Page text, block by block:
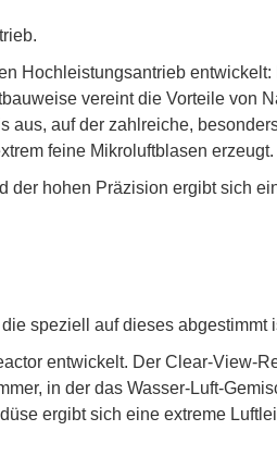
Hochleistungsantrieb
vereint die Vorteile von
aus, auf der zahlreiche,
feine Mikroluftblasen erzeugt.
der hohen Präzision ergibt sich
speziell auf dieses abgestimmt
entwickelt. Der Clear-View-
in der das Wasser-Luft-
ergibt sich eine extreme